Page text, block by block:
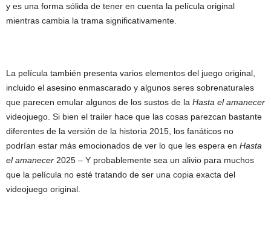
y es una forma sólida de tener en cuenta la película original
mientras cambia la trama significativamente.
La película también presenta varios elementos del juego original,
incluido el asesino enmascarado y algunos seres sobrenaturales
que parecen emular algunos de los sustos de la Hasta el amanecer
videojuego. Si bien el trailer hace que las cosas parezcan bastante
diferentes de la versión de la historia 2015, los fanáticos no
podrían estar más emocionados de ver lo que les espera en Hasta
el amanecer 2025 – Y probablemente sea un alivio para muchos
que la película no esté tratando de ser una copia exacta del
videojuego original.